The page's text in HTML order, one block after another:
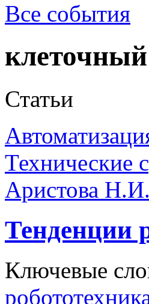
Все события
Статьи
Технические
Аристова Н.И.
Тенденции
Ключевые